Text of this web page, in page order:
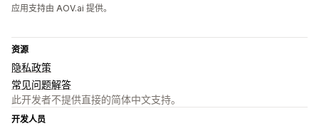
应用支持由 AOV.ai 提供。
资源
隐私政策
常见问题解答
此开发者不提供直接的简体中文支持。
开发人员